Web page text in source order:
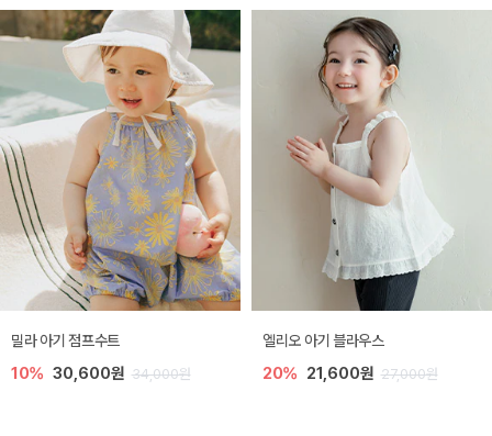
밀라 아기 점프수트
10% 30,600원 34,000원
엘리오 아기 블라우스
20% 21,600원 27,000원